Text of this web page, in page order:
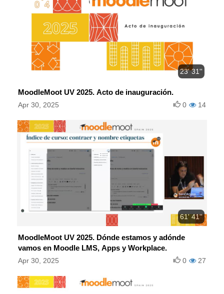
23' 31''
MoodleMoot UV 2025. Acto de inauguración.
Apr 30, 2025 14
0
61' 41''
MoodleMoot UV 2025. Dónde estamos y adónde
vamos en Moodle LMS, Apps y Workplace.
Apr 30, 2025 27
0